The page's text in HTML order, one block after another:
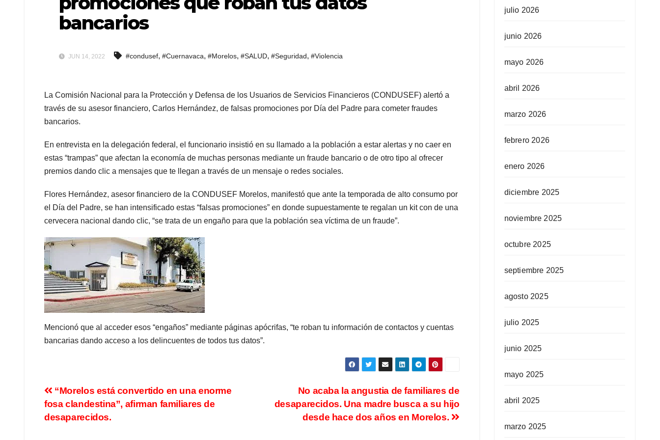
bancarios
JUN 14, 2022 #condusef, #Cuernavaca, #Morelos, #SALUD, #Seguridad, #Violencia
La Comisión Nacional para la Protección y Defensa de los Usuarios de Servicios Financieros (CONDUSEF) alertó a
través de su asesor financiero, Carlos Hernández, de falsas promociones por Día del Padre para cometer fraudes
bancarios.
En entrevista en la delegación federal, el funcionario insistió en su llamado a la población a estar alertas y no caer en
estas “trampas” que afectan la economía de muchas personas mediante un fraude bancario o de otro tipo al ofrecer
premios dando clic a mensajes que te llegan a través de un mensaje o redes sociales.
Flores Hernández, asesor financiero de la CONDUSEF Morelos, manifestó que ante la temporada de alto consumo por
el Día del Padre, se han intensificado estas “falsas promociones” en donde supuestamente te regalan un kit con de una
cervecera nacional dando clic, “se trata de un engaño para que la población sea víctima de un fraude”.
Mencionó que al acceder esos “engaños” mediante páginas apócrifas, “te roban tu información de contactos y cuentas
bancarias dando acceso a los delincuentes de todos tus datos”.
No acaba la angustia de familiares de
desaparecidos. Una madre busca a su hijo
desde hace dos años en Morelos.
“Morelos está convertido en una enorme
fosa clandestina”, afirman familiares de
desaparecidos.
julio 2026
junio 2026
mayo 2026
abril 2026
marzo 2026
febrero 2026
enero 2026
diciembre 2025
noviembre 2025
octubre 2025
septiembre 2025
agosto 2025
julio 2025
junio 2025
mayo 2025
abril 2025
marzo 2025